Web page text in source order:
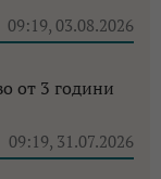
09:19, 03.08.2026
от 3 години
09:19, 31.07.2026